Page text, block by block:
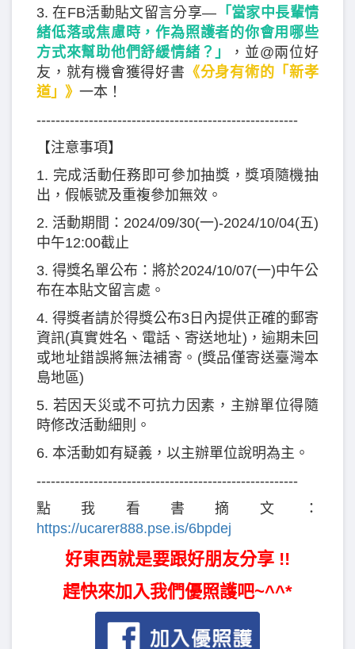
3. 在FB活動貼文留言分享— 「當家中長輩情
緒低落或焦慮時，作為照護者的你會用哪些
方式來幫助他們舒緩情緒？」
，並@兩位好
友，就有機會獲得好書 《分身有術的「新孝
道」》 一本！
-------------------------------------------------------
【注意事項】
1. 完成活動任務即可參加抽獎，獎項隨機抽
出，假帳號及重複參加無效。
2. 活動期間：2024/09/30(一)-2024/10/04(五)
中午12:00截止
3. 得獎名單公布：將於2024/10/07(一)中午公
布在本貼文留言處。
4. 得獎者請於得獎公布3日內提供正確的郵寄
資訊(真實姓名、電話、寄送地址)，逾期未回
或地址錯誤將無法補寄。(獎品僅寄送臺灣本
島地區)
5. 若因天災或不可抗力因素，主辦單位得隨
時修改活動細則。
6. 本活動如有疑義，以主辦單位說明為主。
-------------------------------------------------------
點我看書摘文：
https://ucarer888.pse.is/6bpdej
好東西就是要跟好朋友分享 !!
趕快來加入我們優照護吧~^^*